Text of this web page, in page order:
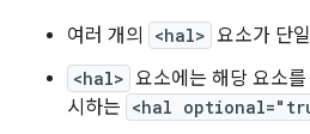
여러 개의
<hal> 요소가 단일
<hal> 요소에는 해당 요소
시하는 <hal